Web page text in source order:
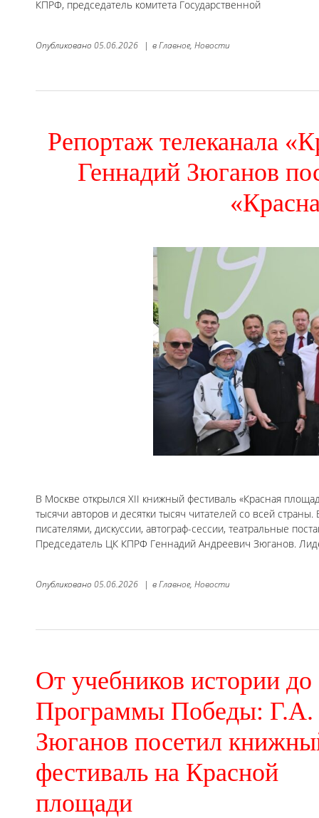
КПРФ, председатель комитета Государственной
Опубликовано 05.06.2026 | вГлавное, Новости
Репортаж телеканала
Геннадий Зюганов
В Москве открылся XII книжный фестиваль «Красная
тысячи авторов и десятки тысяч читателей со всей
писателями, дискуссии, автограф-сессии, театральные
Председатель ЦК КПРФ Геннадий Андреевич Зюганов.
Опубликовано 05.06.2026 | вГлавное, Новости
От учебников истории до
Программы Победы: Г.А.
Зюганов посетил
фестиваль на Красной
площади